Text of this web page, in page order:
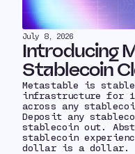
July 8, 2026
Introducing
Stablecoin
Metastable is
infrastructure for
across any
Deposit any
stablecoin out.
stablecoin
dollar is a dollar.